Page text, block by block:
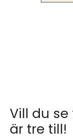
Vill du se
är tre till!